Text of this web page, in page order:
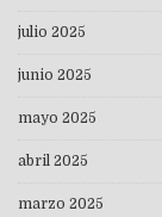
julio 2025
junio 2025
mayo 2025
abril 2025
marzo 2025